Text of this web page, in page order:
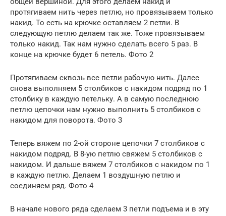
протягиваем нить через петлю, но провязываем только
накид. То есть на крючке оставляем 2 петли. В
следующую петлю делаем так же. Тоже провязываем
только накид. Так нам нужно сделать всего 5 раз. В
конце на крючке будет 6 петель. Фото 2
Протягиваем сквозь все петли рабочую нить. Далее
снова выполняем 5 столбиков с накидом подряд по 1
столбику в каждую петельку. А в самую последнюю
петлю цепочки нам нужно выполнить 5 столбиков с
накидом для поворота. Фото 3
Теперь вяжем по 2-ой стороне цепочки 7 столбиков с
накидом подряд. В 8-ую петлю свяжем 5 столбиков с
накидом. И дальше вяжем 7 столбиков с накидом по 1
в каждую петлю. Делаем 1 воздушную петлю и
соединяем ряд. Фото 4
В начале нового ряда сделаем 3 петли подъема и в эту